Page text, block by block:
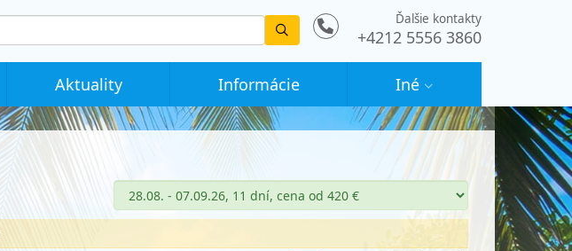
Vyhledat
Ďalšie kontakty
+4212 5556 3860
Aktuality Informácie Iné